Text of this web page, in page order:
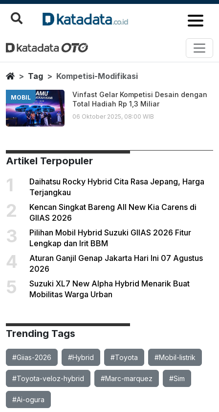
Kompetisi Modifikasi
Berita Terbaru
HomeTag Kompetisi-Modifikasi
MOBIL
Vinfast Gelar Kompetisi Desain dengan
Total Hadiah Rp 1,3 Miliar
06 Oktober 2025, 08:00 WIB
Artikel Terpopuler
1
Daihatsu Rocky Hybrid Cita Rasa Jepang, Harga
Terjangkau
2
Kencan Singkat Bareng All New Kia Carens di
GIIAS 2026
3
Pilihan Mobil Hybrid Suzuki GIIAS 2026 Fitur
Lengkap dan Irit BBM
4
Aturan Ganjil Genap Jakarta Hari Ini 07 Agustus
2026
5
Suzuki XL7 New Alpha Hybrid Menarik Buat
Mobilitas Warga Urban
Trending Tags
#Giias-2026 #Hybrid #Toyota #Mobil-listrik
#Toyota-veloz-hybrid #Marc-marquez #Sim
#Ai-ogura